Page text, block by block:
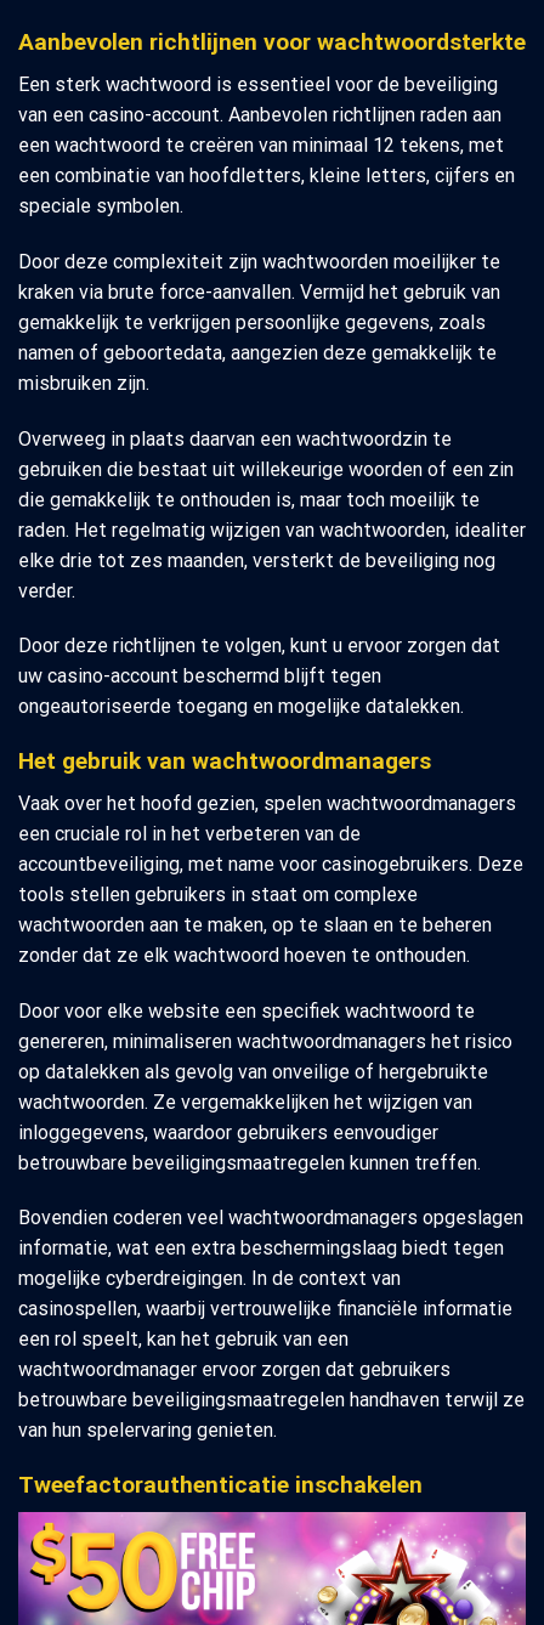
Aanbevolen richtlijnen voor wachtwoordsterkte
Een sterk wachtwoord is essentieel voor de beveiliging
van een casino-account. Aanbevolen richtlijnen raden aan
een wachtwoord te creëren van minimaal 12 tekens, met
een combinatie van hoofdletters, kleine letters, cijfers en
speciale symbolen.
Door deze complexiteit zijn wachtwoorden moeilijker te
kraken via brute force-aanvallen. Vermijd het gebruik van
gemakkelijk te verkrijgen persoonlijke gegevens, zoals
namen of geboortedata, aangezien deze gemakkelijk te
misbruiken zijn.
Overweeg in plaats daarvan een wachtwoordzin te
gebruiken die bestaat uit willekeurige woorden of een zin
die gemakkelijk te onthouden is, maar toch moeilijk te
raden. Het regelmatig wijzigen van wachtwoorden, idealiter
elke drie tot zes maanden, versterkt de beveiliging nog
verder.
Door deze richtlijnen te volgen, kunt u ervoor zorgen dat
uw casino-account beschermd blijft tegen
ongeautoriseerde toegang en mogelijke datalekken.
Het gebruik van wachtwoordmanagers
Vaak over het hoofd gezien, spelen wachtwoordmanagers
een cruciale rol in het verbeteren van de
accountbeveiliging, met name voor casinogebruikers. Deze
tools stellen gebruikers in staat om complexe
wachtwoorden aan te maken, op te slaan en te beheren
zonder dat ze elk wachtwoord hoeven te onthouden.
Door voor elke website een specifiek wachtwoord te
genereren, minimaliseren wachtwoordmanagers het risico
op datalekken als gevolg van onveilige of hergebruikte
wachtwoorden. Ze vergemakkelijken het wijzigen van
inloggegevens, waardoor gebruikers eenvoudiger
betrouwbare beveiligingsmaatregelen kunnen treffen.
Bovendien coderen veel wachtwoordmanagers opgeslagen
informatie, wat een extra beschermingslaag biedt tegen
mogelijke cyberdreigingen. In de context van
casinospellen, waarbij vertrouwelijke financiële informatie
een rol speelt, kan het gebruik van een
wachtwoordmanager ervoor zorgen dat gebruikers
betrouwbare beveiligingsmaatregelen handhaven terwijl ze
van hun spelervaring genieten.
Tweefactorauthenticatie inschakelen